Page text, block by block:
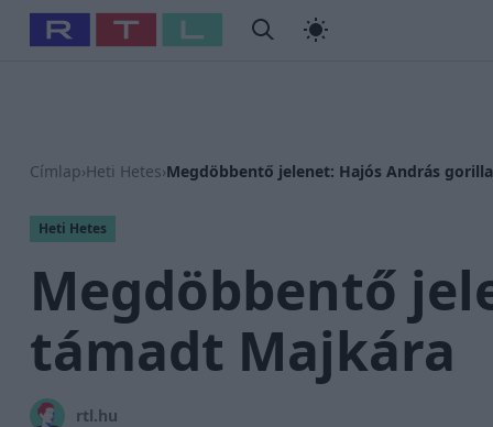
Babits Marcella #Szellő István #Most Wanted
Címlap›Heti Hetes›Megdöbbentő jelenet: Hajós András
Heti Hetes
Megdöbbentő
támadt Majkára
rtl.hu